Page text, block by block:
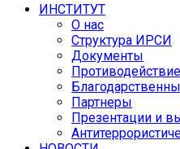
ИНСТИТУТ
О нас
Структура ИРСИ
Документы
Партнеры
Презентации и